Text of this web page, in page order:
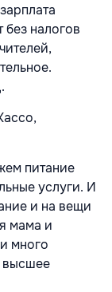
без налогов
питание
услуги. И
и на вещи
мама и
много
высшее